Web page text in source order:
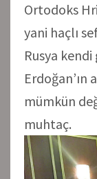
Ortodoks
yani haçlı
Rusya
Erdoğan’ın
mümkün
muhtaç.